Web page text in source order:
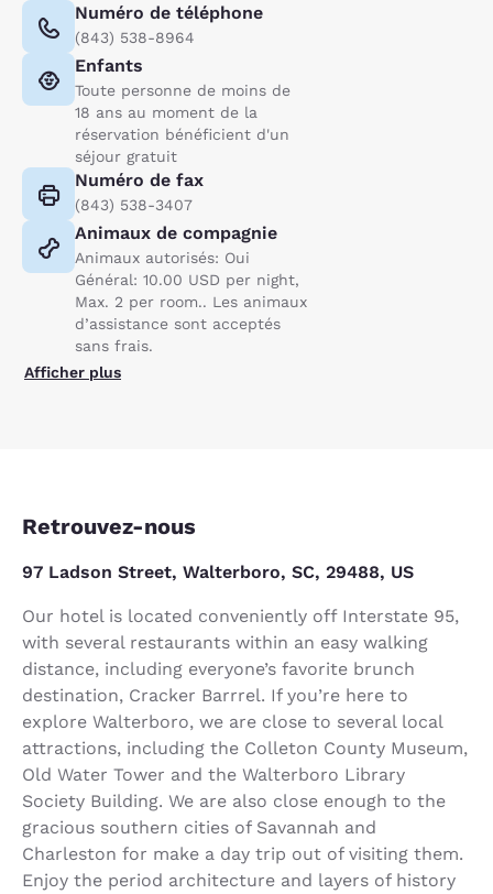
Numéro de téléphone
(843) 538-8964
Enfants
Toute personne de moins de
18 ans au moment de la
réservation bénéficient d'un
séjour gratuit
Numéro de fax
(843) 538-3407
Animaux de compagnie
Animaux autorisés: Oui
Général: 10.00 USD per night,
Max. 2 per room.. Les animaux
d’assistance sont acceptés
sans frais.
Afficher plus
Retrouvez-nous
97 Ladson Street, Walterboro, SC, 29488, US
Our hotel is located conveniently off Interstate 95,
with several restaurants within an easy walking
distance, including everyone’s favorite brunch
destination, Cracker Barrrel. If you’re here to
explore Walterboro, we are close to several local
attractions, including the Colleton County Museum,
Old Water Tower and the Walterboro Library
Society Building. We are also close enough to the
gracious southern cities of Savannah and
Charleston for make a day trip out of visiting them.
Enjoy the period architecture and layers of history